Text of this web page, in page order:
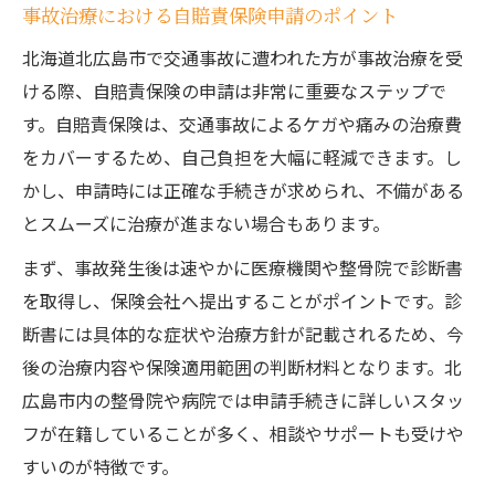
事故治療における自賠責保険申請のポイント
北海道北広島市で交通事故に遭われた方が事故治療を受
ける際、自賠責保険の申請は非常に重要なステップで
す。自賠責保険は、交通事故によるケガや痛みの治療費
をカバーするため、自己負担を大幅に軽減できます。し
かし、申請時には正確な手続きが求められ、不備がある
とスムーズに治療が進まない場合もあります。
まず、事故発生後は速やかに医療機関や整骨院で診断書
を取得し、保険会社へ提出することがポイントです。診
断書には具体的な症状や治療方針が記載されるため、今
後の治療内容や保険適用範囲の判断材料となります。北
広島市内の整骨院や病院では申請手続きに詳しいスタッ
フが在籍していることが多く、相談やサポートも受けや
すいのが特徴です。